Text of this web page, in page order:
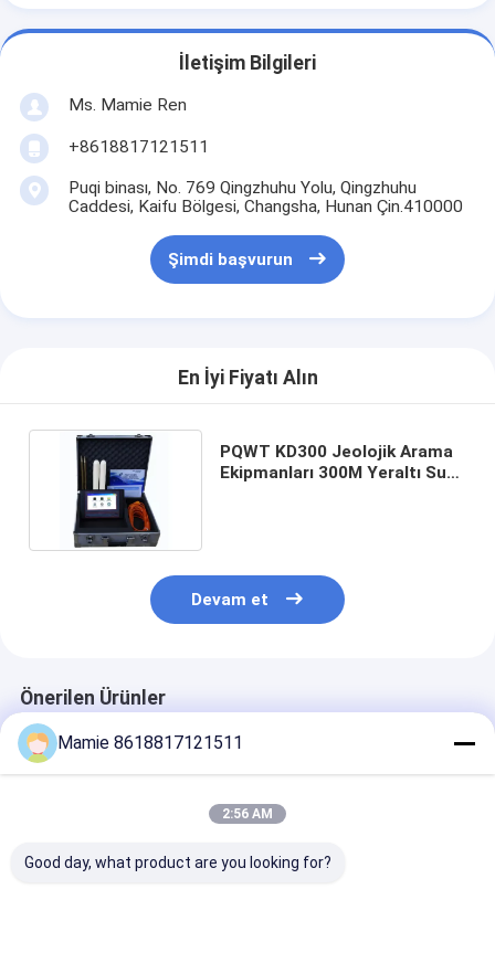
İletişim Bilgileri
Ms. Mamie Ren
+8618817121511
Puqi binası, No. 769 Qingzhuhu Yolu, Qingzhuhu
Caddesi, Kaifu Bölgesi, Changsha, Hunan Çin.410000
Şimdi başvurun
En İyi Fiyatı Alın
PQWT KD300 Jeolojik Arama
Ekipmanları 300M Yeraltı Suyu
Devam et
Önerilen Ürünler
Mamie 8618817121511
2:56 AM
Good day, what product are you looking for?